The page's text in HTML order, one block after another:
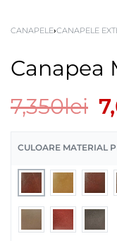
CANAPELE›CANAPELE
Canapea
7,350lei
CULOARE MATERIAL